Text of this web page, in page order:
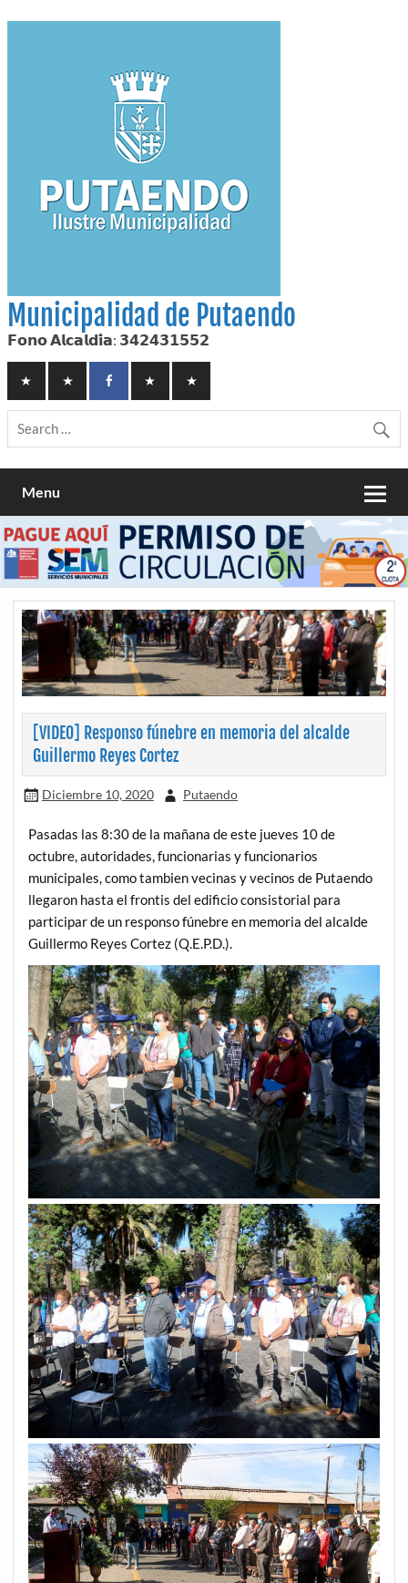
to
Municipalidad de Putaendo
𝗙𝗼𝗻𝗼 𝗔𝗹𝗰𝗮𝗹𝗱𝗶́𝗮: 𝟯𝟰𝟮𝟰𝟯𝟭𝟱𝟱𝟮
Menu
[VIDEO] Responso fúnebre en memoria del alcalde
Guillermo Reyes Cortez
Diciembre 10, 2020 Putaendo
Pasadas las 8:30 de la mañana de este jueves 10 de
octubre, autoridades, funcionarias y funcionarios
municipales, como tambien vecinas y vecinos de Putaendo
llegaron hasta el frontis del edificio consistorial para
participar de un responso fúnebre en memoria del alcalde
Guillermo Reyes Cortez (Q.E.P.D.).